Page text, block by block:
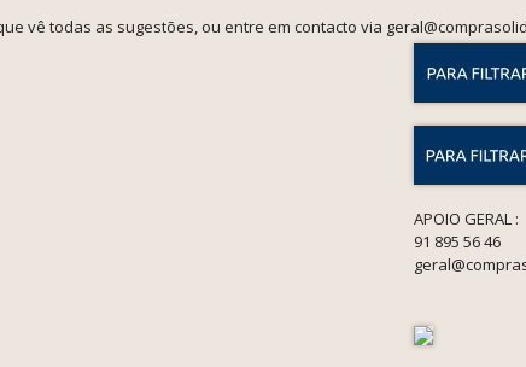
vê todas as sugestões, ou entre em contacto via
APOIO GERAL :
91 895 56 46